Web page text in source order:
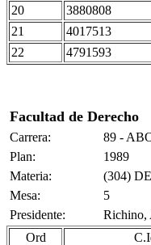
20 3880808
21 4017513
22 4791593
Facultad de Derecho
Carrera:
89 -
Plan:
1989
Materia:
(304)
Mesa:
5
Presidente:
Richino,
Ord